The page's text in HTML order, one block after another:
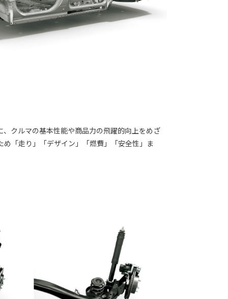
クルマの基本性能や商品力の飛躍的向上をめざ
「走り」「デザイン」「燃費」「安全性」ま